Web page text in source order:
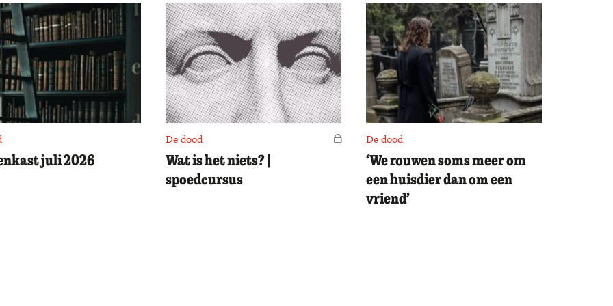
juli 2026
De dood Voor leden
Wat is het niets? |
spoedcursus
De dood
‘We rouwen soms meer om
een huisdier dan om een
vriend’